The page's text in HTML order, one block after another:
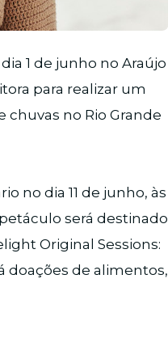
1 de junho no Araújo
para realizar um
no Rio Grande
no dia 11 de junho, às
será destinado
Original Sessions:
doações de alimentos,